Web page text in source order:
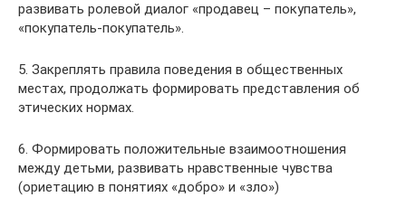
развивать ролевой диалог «продавец – покупатель»,
«покупатель-покупатель».
5. Закреплять правила поведения в общественных
местах, продолжать формировать представления об
этических нормах.
6. Формировать положительные взаимоотношения
между детьми, развивать нравственные чувства
(ориетацию в понятиях «добро» и «зло»)